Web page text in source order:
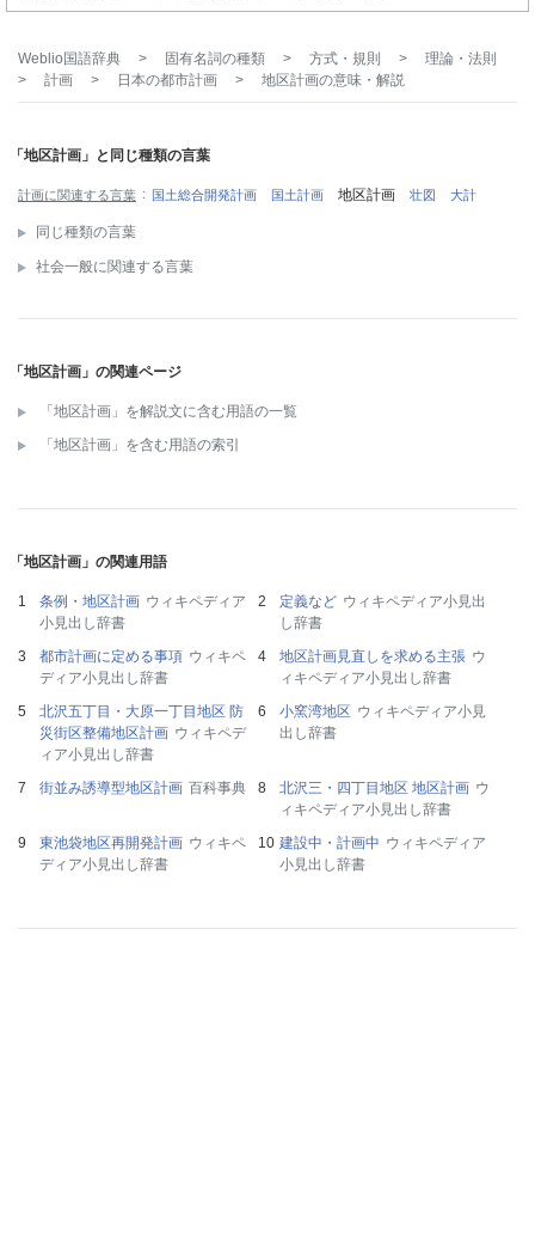
Weblio国語辞典 > 固有名詞の種類 > 方式・規則 >
理論・法則
>
計画 > 日本の都市計画 > 地区計画の意味・解説
「地区計画」と同じ種類の言葉
計画に関連する言葉 国土総合開発計画 国土計画 地区計画 壮図 大計
同じ種類の言葉
社会一般に関連する言葉
「地区計画」の関連ページ
「地区計画」を解説文に含む用語の一覧
「地区計画」を含む用語の索引
「地区計画」の関連用語
条例・地区計画 ウィキペディア
小見出し辞書
定義など ウィキペディア小見出
し辞書
都市計画に定める事項 ウィキペ
ディア小見出し辞書
地区計画見直しを求める主張 ウ
ィキペディア小見出し辞書
北沢五丁目・大原一丁目地区 防
災街区整備地区計画 ウィキペデ
ィア小見出し辞書
小窯湾地区 ウィキペディア小見
出し辞書
街並み誘導型地区計画 百科事典 北沢三・四丁目地区 地区計画 ウ
ィキペディア小見出し辞書
東池袋地区再開発計画 ウィキペ
ディア小見出し辞書
建設中・計画中 ウィキペディア
小見出し辞書